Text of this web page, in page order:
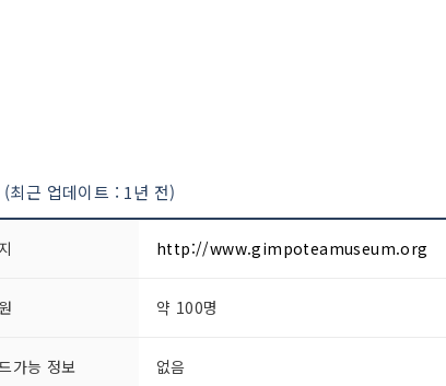
(최근 업데이트 : 1년 전)
http://www.gimpoteamuseum.org
약 100명
가능 정보 없음